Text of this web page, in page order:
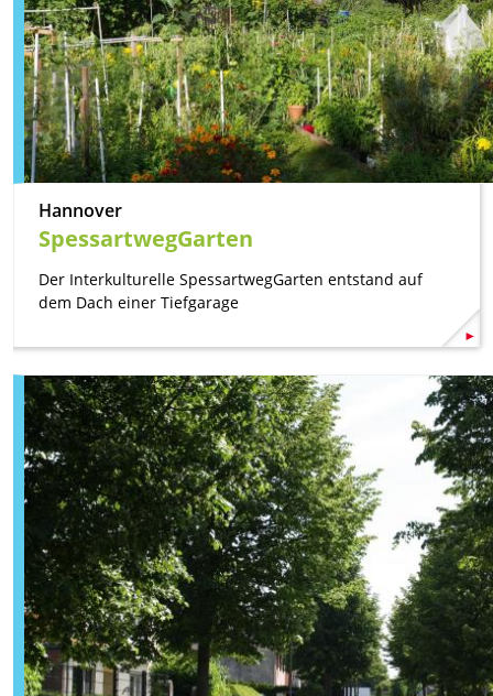
Hannover
SpessartwegGarten
Der Interkulturelle SpessartwegGarten entstand auf
dem Dach einer Tiefgarage